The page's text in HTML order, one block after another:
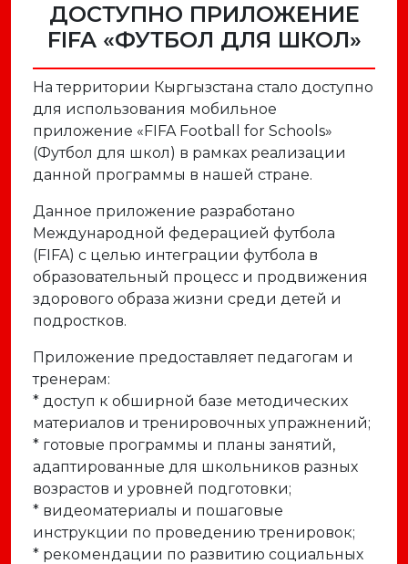
ДОСТУПНО ПРИЛОЖЕНИЕ
FIFA «ФУТБОЛ ДЛЯ ШКОЛ»
На территории Кыргызстана стало доступно
для использования мобильное
приложение «FIFA Football for Schools»
(Футбол для школ) в рамках реализации
данной программы в нашей стране.
Данное приложение разработано
Международной федерацией футбола
(FIFA) с целью интеграции футбола в
образовательный процесс и продвижения
здорового образа жизни среди детей и
подростков.
Приложение предоставляет педагогам и
тренерам:
* доступ к обширной базе методических
материалов и тренировочных упражнений;
* готовые программы и планы занятий,
адаптированные для школьников разных
возрастов и уровней подготовки;
* видеоматериалы и пошаговые
инструкции по проведению тренировок;
* рекомендации по развитию социальных